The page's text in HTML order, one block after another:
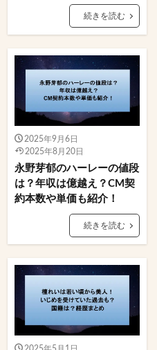
続きを読む
2025年9月6日
2025年8月20日
永野芽郁のハーレーの値段
は？年収は億越え？CM契
約本数や単価も紹介！
続きを読む